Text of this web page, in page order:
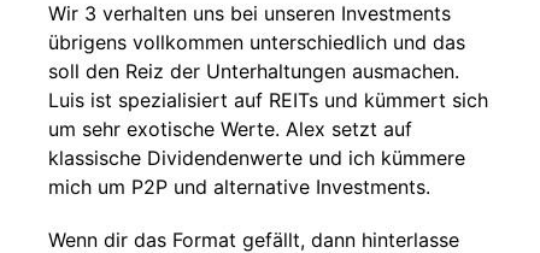
Wir 3 verhalten uns bei unseren Investments
übrigens vollkommen unterschiedlich und das
soll den Reiz der Unterhaltungen ausmachen.
Luis ist spezialisiert auf REITs und kümmert sich
um sehr exotische Werte. Alex setzt auf
klassische Dividendenwerte und ich kümmere
mich um P2P und alternative Investments.
Wenn dir das Format gefällt, dann hinterlasse